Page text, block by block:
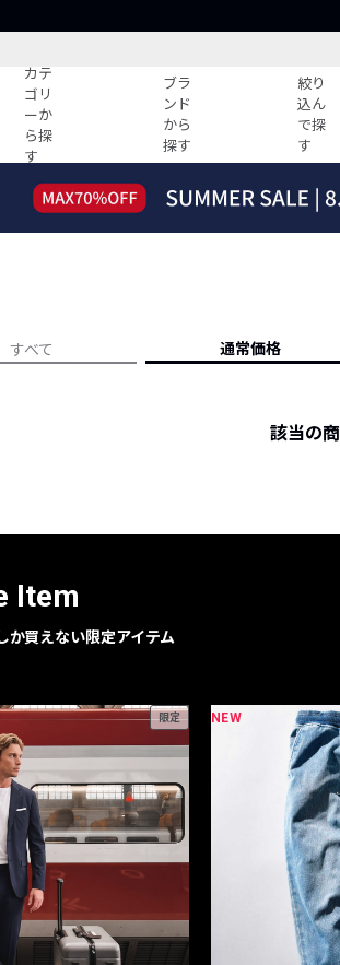
カテ
ゴリ
ーか
ら探
す
ブラ
ンド
から
探す
絞り
込ん
で探
す
ィネート
すべての記事
新ブランドご紹介！
人気アイテム TOP 15
すべて 通常価格
該当の
Item
買えない限定アイテム
限定 NEW